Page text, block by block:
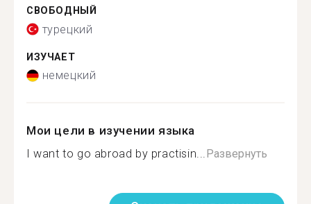
СВОБОДНЫЙ
турецкий
ИЗУЧАЕТ
немецкий
Мои цели в изучении языка
I want to go abroad by practisin...Развернуть